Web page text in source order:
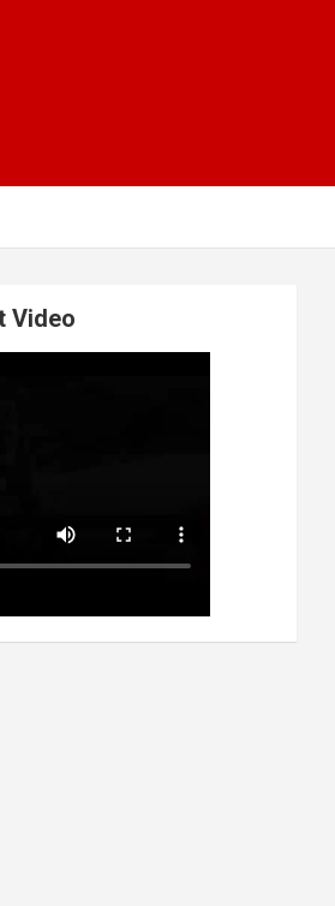
Video